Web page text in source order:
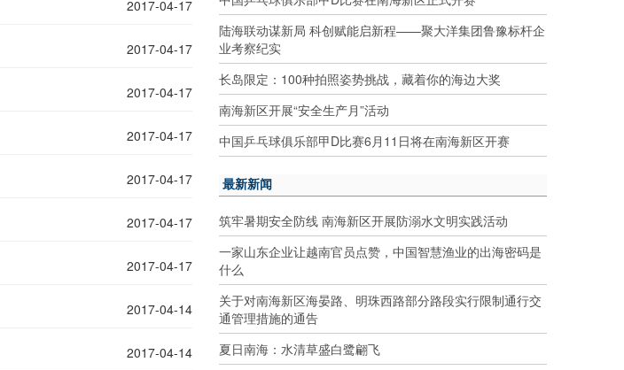
2017-04-17
2017-04-17
2017-04-17
2017-04-17
2017-04-17
2017-04-17
2017-04-17
2017-04-14
2017-04-14
陆海联动谋新局 科创赋能启新程——聚大洋集团鲁豫标杆企
业考察纪实
长岛限定：100种拍照姿势挑战，藏着你的海边大奖
南海新区开展“安全生产月”活动
中国乒乓球俱乐部甲D比赛6月11日将在南海新区开赛
最新新闻
筑牢暑期安全防线 南海新区开展防溺水文明实践活动
一家山东企业让越南官员点赞，中国智慧渔业的出海密码是
什么
关于对南海新区海晏路、明珠西路部分路段实行限制通行交
通管理措施的通告
夏日南海：水清草盛白鹭翩飞